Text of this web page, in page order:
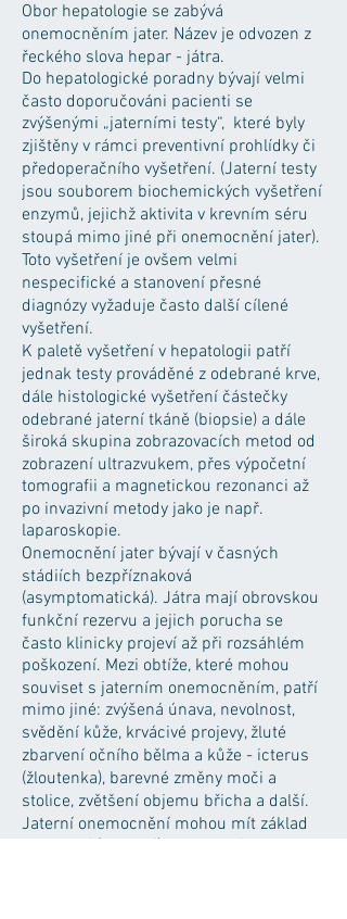
Obor hepatologie se zabývá
onemocněním jater. Název je odvozen z
řeckého slova hepar - játra.
Do hepatologické poradny bývají velmi
často doporučováni pacienti se
zvýšenými „jaterními testy“, které byly
zjištěny v rámci preventivní prohlídky či
předoperačního vyšetření. (Jaterní testy
jsou souborem biochemických vyšetření
enzymů, jejichž aktivita v krevním séru
stoupá mimo jiné při onemocnění jater).
Toto vyšetření je ovšem velmi
nespecifické a stanovení přesné
diagnózy vyžaduje často další cílené
vyšetření.
K paletě vyšetření v hepatologii patří
jednak testy prováděné z odebrané krve,
dále histologické vyšetření částečky
odebrané jaterní tkáně (biopsie) a dále
široká skupina zobrazovacích metod od
zobrazení ultrazvukem, přes výpočetní
tomografii a magnetickou rezonanci až
po invazivní metody jako je např.
laparoskopie.
Onemocnění jater bývají v časných
stádiích bezpříznaková
(asymptomatická). Játra mají obrovskou
funkční rezervu a jejich porucha se
často klinicky projeví až při rozsáhlém
poškození. Mezi obtíže, které mohou
souviset s jaterním onemocněním, patří
mimo jiné: zvýšená únava, nevolnost,
svědění kůže, krvácivé projevy, žluté
zbarvení očního bělma a kůže - icterus
(žloutenka), barevné změny moči a
stolice, zvětšení objemu břicha a další.
Jaterní onemocnění mohou mít základ